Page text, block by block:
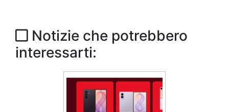
Notizie che potrebbero
interessarti: